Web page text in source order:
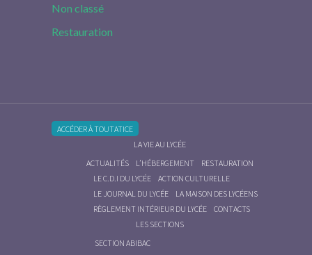
Non classé
Restauration
ACCÉDER À TOUTATICE
LA VIE AU LYCÉE
ACTUALITÉS
L’HÉBERGEMENT
RESTAURATION
LE C.D.I DU LYCÉE
ACTION CULTURELLE
LE JOURNAL DU LYCÉE
LA MAISON DES LYCÉENS
RÈGLEMENT INTÉRIEUR DU LYCÉE
CONTACTS
LES SECTIONS
SECTION ABIBAC